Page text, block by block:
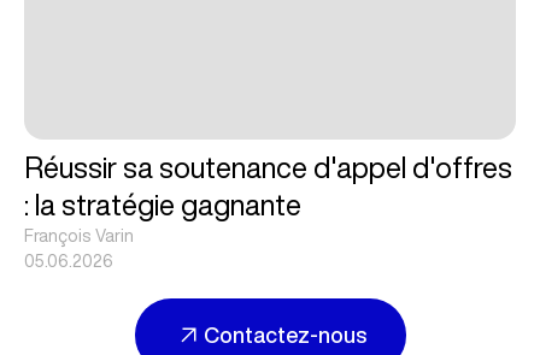
Réussir sa soutenance d'appel d'offres
: la stratégie gagnante
François Varin
05.06.2026
Contactez-nous